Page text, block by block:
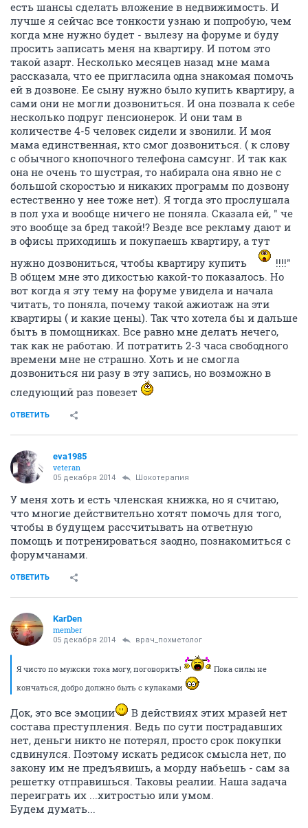
есть шансы сделать вложение в недвижимость. И
лучше я сейчас все тонкости узнаю и попробую, чем
когда мне нужно будет - вылезу на форуме и буду
просить записать меня на квартиру. И потом это
такой азарт. Несколько месяцев назад мне мама
рассказала, что ее пригласила одна знакомая помочь
ей в дозвоне. Ее сыну нужно было купить квартиру, а
сами они не могли дозвониться. И она позвала к себе
несколько подруг пенсионерок. И они там в
количестве 4-5 человек сидели и звонили. И моя
мама единственная, кто смог дозвониться. ( к слову
с обычного кнопочного телефона самсунг. И так как
она не очень то шустрая, то набирала она явно не с
большой скоростью и никаких программ по дозвону
естественно у нее тоже нет). Я тогда это прослушала
в пол уха и вообще ничего не поняла. Сказала ей, " че
это вообще за бред такой!? Везде все рекламу дают и
в офисы приходишь и покупаешь квартиру, а тут
нужно дозвониться, чтобы квартиру купить
!!!!"
В общем мне это дикостью какой-то показалось. Но
вот когда я эту тему на форуме увидела и начала
читать, то поняла, почему такой ажиотаж на эти
квартиры ( и какие цены). Так что хотела бы и дальше
быть в помощниках. Все равно мне делать нечего,
так как не работаю. И потратить 2-3 часа свободного
времени мне не страшно. Хоть и не смогла
дозвониться ни разу в эту запись, но возможно в
следующий раз повезет
ОТВЕТИТЬ
eva1985
veteran
05 декабря 2014 Шокотерапия
У меня хоть и есть членская книжка, но я считаю,
что многие действительно хотят помочь для того,
чтобы в будущем рассчитывать на ответную
помощь и потренироваться заодно, познакомиться с
форумчанами.
ОТВЕТИТЬ
KarDen
member
05 декабря 2014 врач_похметолог
Я чисто по мужски тока могу, поговорить!
Пока силы не
кончаться, добро должно быть с кулаками
Док, это все эмоции
В действиях этих мразей нет
состава преступления. Ведь по сути пострадавших
нет, деньги никто не потерял, просто срок покупки
сдвинулся. Поэтому искать редисок смысла нет, по
закону им не предъявишь, а морду набьешь - сам за
решетку отправишься. Таковы реалии. Наша задача
переиграть их ...хитростью или умом.
Будем думать...